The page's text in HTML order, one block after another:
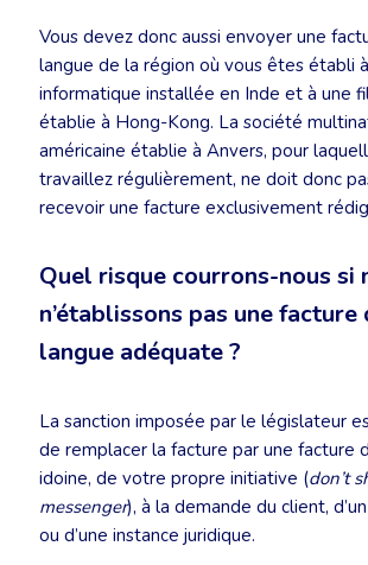
Vous devez donc aussi envoyer une
langue de la région où vous êtes établi
informatique installée en Inde et à une
établie à Hong-Kong. La société
américaine établie à Anvers, pour
travaillez régulièrement, ne doit donc
recevoir une facture exclusivement
Quel risque courrons-nous si
n’établissons pas une facture
langue adéquate ?
La sanction imposée par le législateur
de remplacer la facture par une facture
idoine, de votre propre initiative (don’t
messenger), à la demande du client,
ou d’une instance juridique.